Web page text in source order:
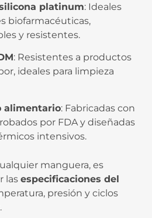
platinum: Ideales
biofarmacéuticas,
y resistentes.
: Resistentes a productos
ideales para limpieza
alimentario: Fabricadas con
por FDA y diseñadas
intensivos.
manguera, es
lasespecificaciones del
presión y ciclos